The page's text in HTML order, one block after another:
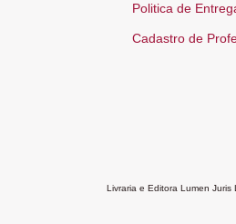
Politica de
Cadastro de
Livraria e Editora Lumen Juris